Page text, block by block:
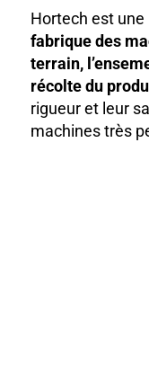
Hortech est
fabrique des
terrain,
récolte du
rigueur et leur
machines très